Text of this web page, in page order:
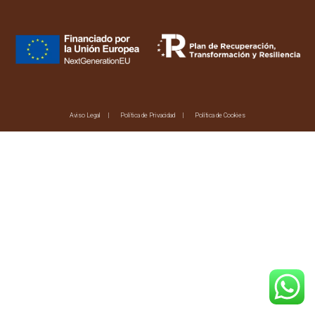
Aviso Legal Política de Privacidad Política de Cookies